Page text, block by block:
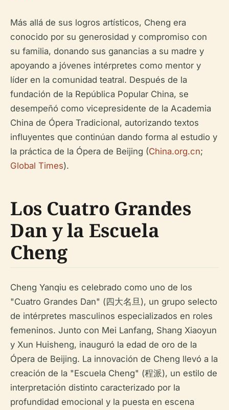
Más allá de sus logros artísticos, Cheng era
conocido por su generosidad y compromiso con
su familia, donando sus ganancias a su madre y
apoyando a jóvenes intérpretes como mentor y
líder en la comunidad teatral. Después de la
fundación de la República Popular China, se
desempeñó como vicepresidente de la Academia
China de Ópera Tradicional, autorizando textos
influyentes que continúan dando forma al estudio y
la práctica de la Ópera de Beijing (China.org.cn;
Global Times).
Los Cuatro Grandes
Dan y la Escuela
Cheng
Cheng Yanqiu es celebrado como uno de los
"Cuatro Grandes Dan" (四大名旦), un grupo selecto
de intérpretes masculinos especializados en roles
femeninos. Junto con Mei Lanfang, Shang Xiaoyun
y Xun Huisheng, inauguró la edad de oro de la
Ópera de Beijing. La innovación de Cheng llevó a la
creación de la "Escuela Cheng" (程派), un estilo de
interpretación distinto caracterizado por la
profundidad emocional y la puesta en escena